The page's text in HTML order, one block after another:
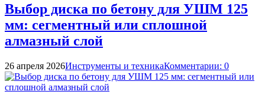
Выбор диска по бетону для УШМ 125
мм: сегментный или сплошной
алмазный слой
26 апреля 2026Инструменты и техникаКомментарии: 0